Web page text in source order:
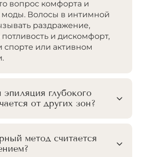
вопрос комфорта и
моды. Волосы в интимной
раздражение,
и дискомфорт,
спорте или активном
глубокого
от других зон?
метод считается